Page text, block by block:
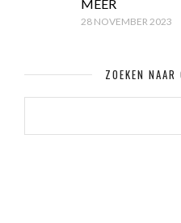
MEER
28 NOVEMBER 2023
ZOEKEN NAAR
ZOEKEN